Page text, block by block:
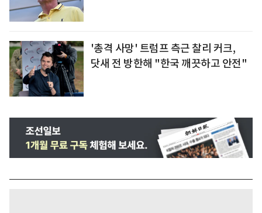
'총격 사망' 트럼프 측근 찰리 커크,
닷새 전 방한해 "한국 깨끗하고 안전"